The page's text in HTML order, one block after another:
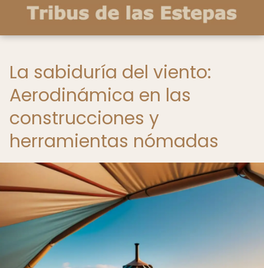
La sabiduría del viento:
Aerodinámica en las
construcciones y
herramientas nómadas